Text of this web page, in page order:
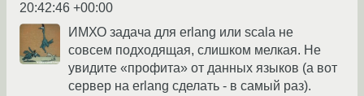
20:42:46 +00:00
ИМХО задача для erlang или scala не
совсем подходящая, слишком мелкая. Не
увидите «профита» от данных языков (а вот
сервер на erlang сделать - в самый раз).